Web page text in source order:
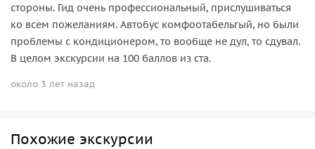
стороны. Гид очень профессиональный, прислушиваться
ко всем пожеланиям. Автобус комфоотабельгый, но были
проблемы с кондиционером, то вообще не дул, то сдувал.
В целом экскурсии на 100 баллов из ста.
около 3 лет назад
Похожие экскурсии